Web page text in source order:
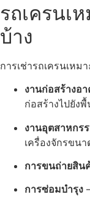
รถเครนเ
บ้าง
การเช่ารถเครนเหม
งานก่อสร้างอ
ก่อสร้างไปยัง
งานอุตสาหกร
เครื่องจักรขน
การขนถ่ายสิน
การซ่อมบำรุง